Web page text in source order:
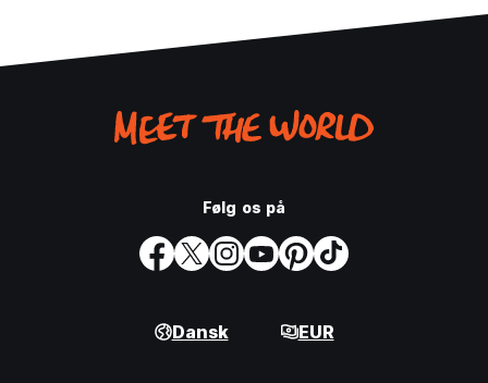
Følg os på
Dansk EUR